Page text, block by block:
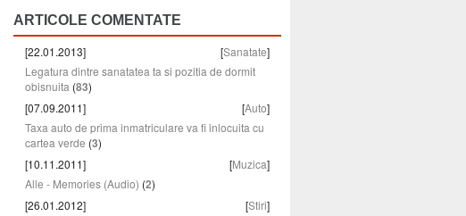
ARTICOLE COMENTATE
[22.01.2013] [Sanatate]
Legatura dintre sanatatea ta si pozitia de dormit
obisnuita (83)
[07.09.2011]
[Auto]
Taxa auto de prima inmatriculare va fi inlocuita cu
cartea verde (3)
[10.11.2011]
[Muzica]
Alle - Memories (Audio) (2)
[26.01.2012]
[Stiri]